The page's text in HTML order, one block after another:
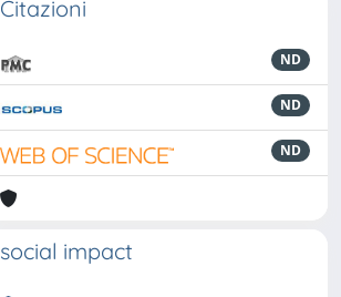
Citazioni
ND
ND
ND
social impact